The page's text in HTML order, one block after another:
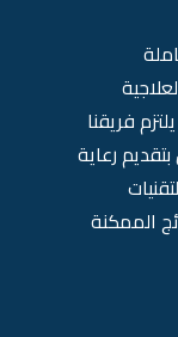
فريقنا
رعاية
الممكنة